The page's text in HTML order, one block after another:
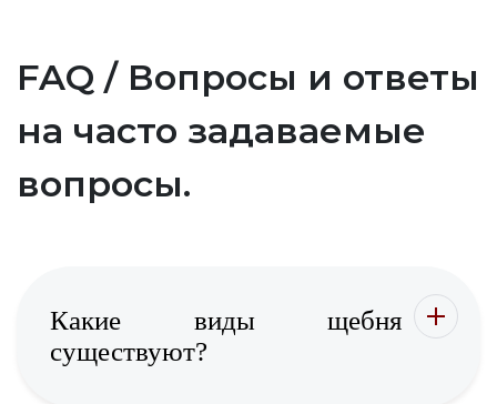
FAQ / Вопросы и ответы
на часто задаваемые
вопросы.
Какие виды щебня
существуют?